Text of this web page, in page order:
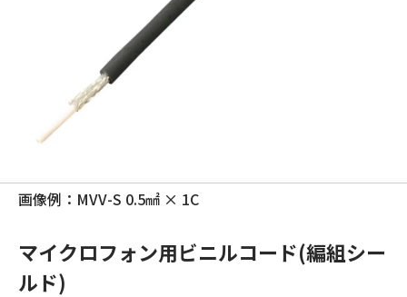
画像例：MVV-S 0.5㎟ × 1C
マイクロフォン用ビニルコード(編組シー
ルド)